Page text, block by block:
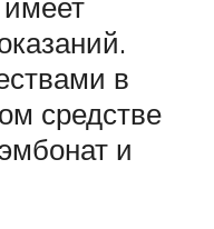
в
средстве
и